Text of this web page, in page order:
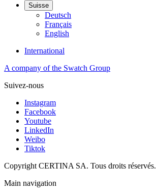
Suisse
Deutsch
Français
English
International
A company of the Swatch Group
Suivez-nous
Instagram
Facebook
Youtube
LinkedIn
Weibo
Tiktok
Copyright CERTINA SA. Tous droits réservés.
Main navigation